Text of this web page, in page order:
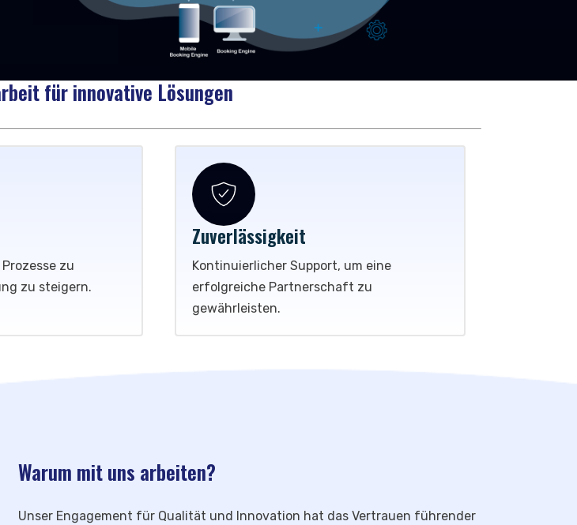
für innovative Lösungen
zu
zu steigern.
Zuverlässigkeit
Kontinuierlicher Support, um eine
erfolgreiche Partnerschaft zu
gewährleisten.
Warum mit uns arbeiten?
Unser Engagement für Qualität und Innovation hat das Vertrauen führender